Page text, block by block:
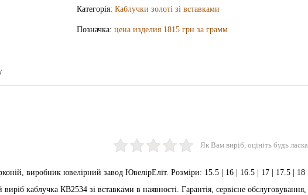
Категорія: Каблучки золоті зі вставками
Позначка: цена изделия 1815 грн за грамм
Як Вам виріб, оцініть будь ласка
виробник ювелірний завод ЮвелірЕліт. Розміри: 15.5 | 16 | 16.5 | 17 | 17.5 | 18 |
каблучка КВ2534 зі вставками в наявності. Гарантія, сервісне обслуговування,